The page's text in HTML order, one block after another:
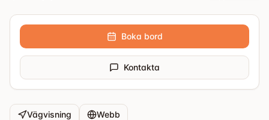
Boka bord
Kontakta
Vägvisning Webb